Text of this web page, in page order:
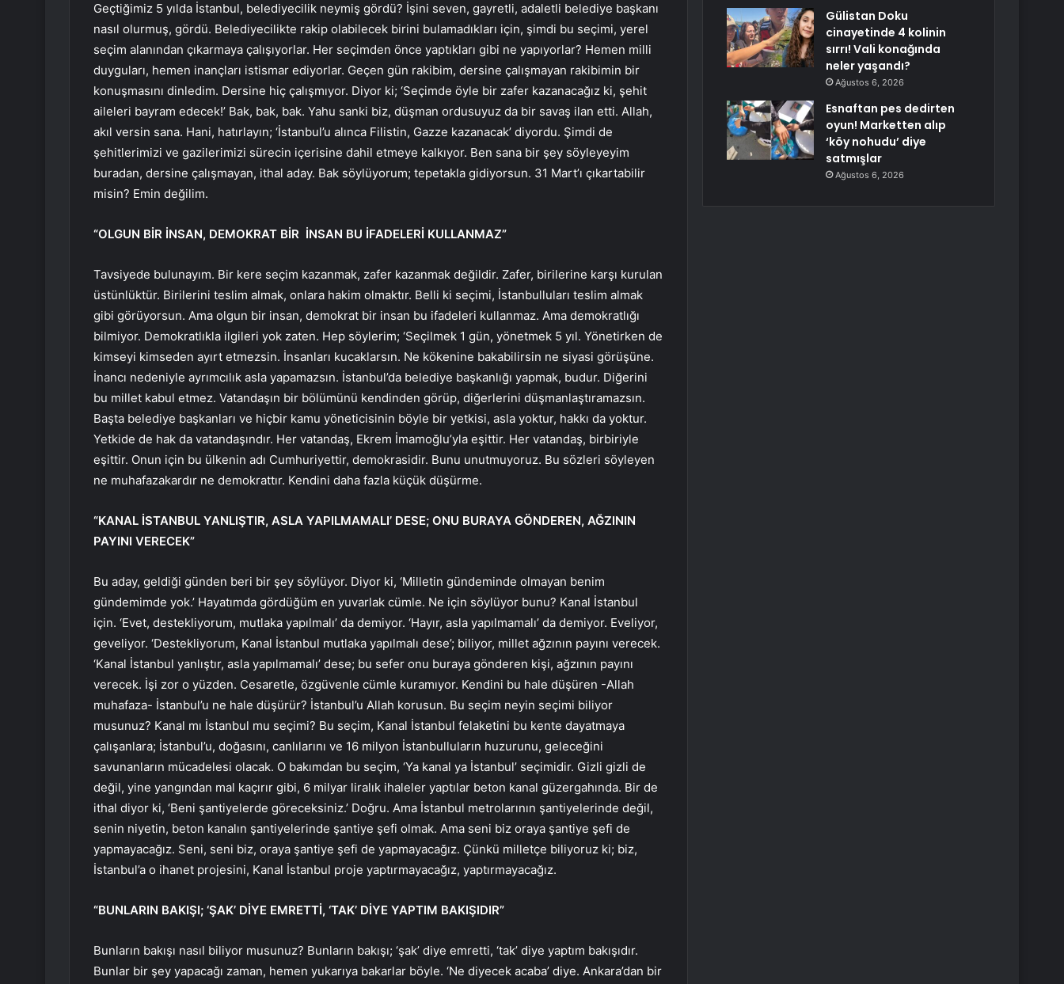
Geçtiğimiz 5 yılda İstanbul, belediyecilik neymiş gördü? İşini seven, gayretli, adaletli belediye başkanı
nasıl olurmuş, gördü. Belediyecilikte rakip olabilecek birini bulamadıkları için, şimdi bu seçimi, yerel
seçim alanından çıkarmaya çalışıyorlar. Her seçimden önce yaptıkları gibi ne yapıyorlar? Hemen milli
duyguları, hemen inançları istismar ediyorlar. Geçen gün rakibim, dersine çalışmayan rakibimin bir
konuşmasını dinledim. Dersine hiç çalışmıyor. Diyor ki; ‘Seçimde öyle bir zafer kazanacağız ki, şehit
aileleri bayram edecek!’ Bak, bak, bak. Yahu sanki biz, düşman ordusuyuz da bir savaş ilan etti. Allah,
akıl versin sana. Hani, hatırlayın; ‘İstanbul’u alınca Filistin, Gazze kazanacak’ diyordu. Şimdi de
şehitlerimizi ve gazilerimizi sürecin içerisine dahil etmeye kalkıyor. Ben sana bir şey söyleyeyim
buradan, dersine çalışmayan, ithal aday. Bak söylüyorum; tepetakla gidiyorsun. 31 Mart’ı çıkartabilir
misin? Emin değilim.
“OLGUN BİR İNSAN, DEMOKRAT BİR İNSAN BU İFADELERİ KULLANMAZ”
Tavsiyede bulunayım. Bir kere seçim kazanmak, zafer kazanmak değildir. Zafer, birilerine karşı kurulan
üstünlüktür. Birilerini teslim almak, onlara hakim olmaktır. Belli ki seçimi, İstanbulluları teslim almak
gibi görüyorsun. Ama olgun bir insan, demokrat bir insan bu ifadeleri kullanmaz. Ama demokratlığı
bilmiyor. Demokratlıkla ilgileri yok zaten. Hep söylerim; ‘Seçilmek 1 gün, yönetmek 5 yıl. Yönetirken de
kimseyi kimseden ayırt etmezsin. İnsanları kucaklarsın. Ne kökenine bakabilirsin ne siyasi görüşüne.
İnancı nedeniyle ayrımcılık asla yapamazsın. İstanbul’da belediye başkanlığı yapmak, budur. Diğerini
bu millet kabul etmez. Vatandaşın bir bölümünü kendinden görüp, diğerlerini düşmanlaştıramazsın.
Başta belediye başkanları ve hiçbir kamu yöneticisinin böyle bir yetkisi, asla yoktur, hakkı da yoktur.
Yetkide de hak da vatandaşındır. Her vatandaş, Ekrem İmamoğlu’yla eşittir. Her vatandaş, birbiriyle
eşittir. Onun için bu ülkenin adı Cumhuriyettir, demokrasidir. Bunu unutmuyoruz. Bu sözleri söyleyen
ne muhafazakardır ne demokrattır. Kendini daha fazla küçük düşürme.
“KANAL İSTANBUL YANLIŞTIR, ASLA YAPILMAMALI’ DESE; ONU BURAYA GÖNDEREN, AĞZININ
PAYINI VERECEK”
Bu aday, geldiği günden beri bir şey söylüyor. Diyor ki, ‘Milletin gündeminde olmayan benim
gündemimde yok.’ Hayatımda gördüğüm en yuvarlak cümle. Ne için söylüyor bunu? Kanal İstanbul
için. ‘Evet, destekliyorum, mutlaka yapılmalı’ da demiyor. ‘Hayır, asla yapılmamalı’ da demiyor. Eveliyor,
geveliyor. ‘Destekliyorum, Kanal İstanbul mutlaka yapılmalı dese’; biliyor, millet ağzının payını verecek.
‘Kanal İstanbul yanlıştır, asla yapılmamalı’ dese; bu sefer onu buraya gönderen kişi, ağzının payını
verecek. İşi zor o yüzden. Cesaretle, özgüvenle cümle kuramıyor. Kendini bu hale düşüren -Allah
muhafaza- İstanbul’u ne hale düşürür? İstanbul’u Allah korusun. Bu seçim neyin seçimi biliyor
musunuz? Kanal mı İstanbul mu seçimi? Bu seçim, Kanal İstanbul felaketini bu kente dayatmaya
çalışanlara; İstanbul’u, doğasını, canlılarını ve 16 milyon İstanbulluların huzurunu, geleceğini
savunanların mücadelesi olacak. O bakımdan bu seçim, ‘Ya kanal ya İstanbul’ seçimidir. Gizli gizli de
değil, yine yangından mal kaçırır gibi, 6 milyar liralık ihaleler yaptılar beton kanal güzergahında. Bir de
ithal diyor ki, ‘Beni şantiyelerde göreceksiniz.’ Doğru. Ama İstanbul metrolarının şantiyelerinde değil,
senin niyetin, beton kanalın şantiyelerinde şantiye şefi olmak. Ama seni biz oraya şantiye şefi de
yapmayacağız. Seni, seni biz, oraya şantiye şefi de yapmayacağız. Çünkü milletçe biliyoruz ki; biz,
İstanbul’a o ihanet projesini, Kanal İstanbul proje yaptırmayacağız, yaptırmayacağız.
“BUNLARIN BAKIŞI; ‘ŞAK’ DİYE EMRETTİ, ‘TAK’ DİYE YAPTIM BAKIŞIDIR”
Bunların bakışı nasıl biliyor musunuz? Bunların bakışı; ‘şak’ diye emretti, ‘tak’ diye yaptım bakışıdır.
Bunlar bir şey yapacağı zaman, hemen yukarıya bakarlar böyle. ‘Ne diyecek acaba’ diye. Ankara’dan bir
Gülistan Doku
cinayetinde 4 kolinin
sırrı! Vali konağında
neler yaşandı?
Ağustos 6, 2026
Esnaftan pes dedirten
oyun! Marketten alıp
‘köy nohudu’ diye
satmışlar
Ağustos 6, 2026